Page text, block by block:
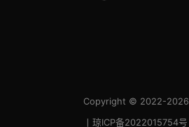
Copyright © 2022-2026
丨琼ICP备2022015754号